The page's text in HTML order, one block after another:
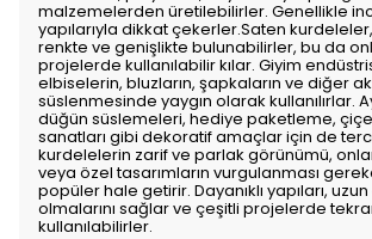
malzemelerden üretilebilirler. Genellikle
yapılarıyla dikkat çekerler.Saten
renkte ve genişlikte bulunabilirler, bu da
projelerde kullanılabilir kılar. Giyim
elbiselerin, bluzların, şapkaların ve diğer
süslenmesinde yaygın olarak kullanılırlar.
düğün süslemeleri, hediye paketleme,
sanatları gibi dekoratif amaçlar için de
kurdelelerin zarif ve parlak görünümü,
veya özel tasarımların vurgulanması
popüler hale getirir. Dayanıklı yapıları,
olmalarını sağlar ve çeşitli projelerde
kullanılabilirler.